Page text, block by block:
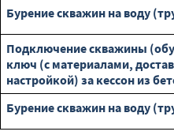
Бурение скважин на воду
Подключение скважины
ключ (с материалами,
настройкой) за кессон из
Бурение скважин на воду